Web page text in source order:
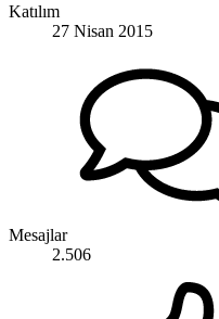
Katılım
27 Nisan 2015
Mesajlar
2.506